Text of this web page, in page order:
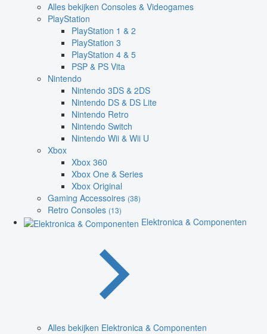
Alles bekijken Consoles & Videogames
PlayStation
PlayStation 1 & 2
PlayStation 3
PlayStation 4 & 5
PSP & PS Vita
Nintendo
Nintendo 3DS & 2DS
Nintendo DS & DS Lite
Nintendo Retro
Nintendo Switch
Nintendo Wii & Wii U
Xbox
Xbox 360
Xbox One & Series
Xbox Original
Gaming Accessoires (38)
Retro Consoles (13)
Elektronica & Componenten
Alles bekijken Elektronica & Componenten